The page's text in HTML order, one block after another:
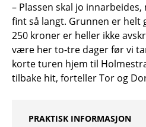
– Plassen skal jo
fint så langt. Grunnen er helt
250 kroner er heller ikke
være her to-tre dager før vi
korte turen hjem til
tilbake hit, forteller Tor og
PRAKTISK INFORMASJON